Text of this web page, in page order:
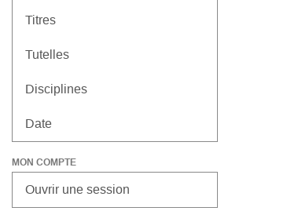
Titres
Tutelles
Disciplines
Date
MON COMPTE
Ouvrir une session